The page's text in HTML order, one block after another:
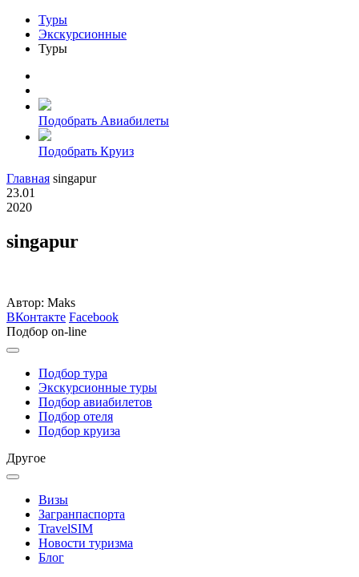
Туры
Экскурсионные
Туры
Подобрать Авиабилеты
Подобрать Круиз
Главная singapur
23.01
2020
singapur
Автор: Maks
ВКонтакте Facebook
Подбор on-line
Подбор тура
Экскурсионные туры
Подбор авиабилетов
Подбор отеля
Подбор круиза
Другое
Визы
Загранпаспорта
TravelSIM
Новости туризма
Блог